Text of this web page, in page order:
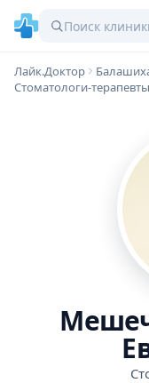
Лайк.Доктор
Стоматологи-терапевты